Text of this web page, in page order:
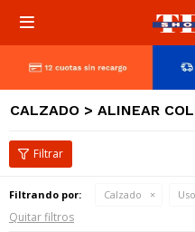

CALZADO > ALINEAR
Filtrando por: Calzado
Quitar filtros